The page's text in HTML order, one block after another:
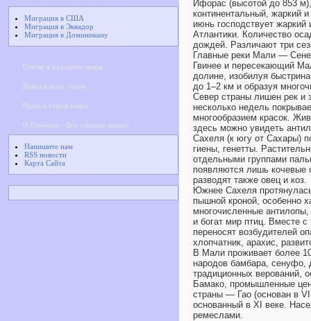
Миграция в США
Миграция в Эквадор
Миграция в Доминикану
Отели и курорты мира
Деньги всех стран
Чудеса стран мира
О Проекте «Все страны мира»
Напишите нам
RSS новости
Карта Сайта
Ифорас (высотой до 853
континентальный, жаркий
июнь господствует
Атлантики. Количество
дождей. Различают три
Главные реки Мали —
Гвинее и пересекающий
долине, изобилуя
до 1–2 км и образуя
Север страны лишен рек и
несколько недель
многообразием красок.
здесь можно увидеть
Сахеля (к югу от Сахары)
гиены, генетты.
отдельными группами
появляются лишь кочевые
разводят также овец и коз.
Южнее Сахеля
пышной кроной, особенно
многочисленные
и богат мир птиц. Вместе
переносят возбудителей
хлопчатник, арахис,
В Мали проживает более
народов бамбара, сенуфо,
традиционных верований,
Бамако, промышленные
страны — Гао (основан в
основанный в XI веке.
ремеслами.